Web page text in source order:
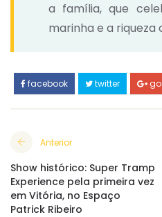
a família, que
marinha e a riqueza
facebook twitter
Anterior
Show histórico: Super Tramp
Experience pela primeira vez
em Vitória, no Espaço
Patrick Ribeiro